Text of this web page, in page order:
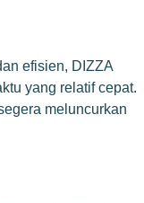
efisien, DIZZA
yang relatif cepat.
meluncurkan